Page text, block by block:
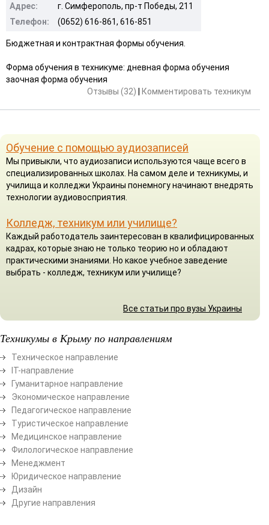
Адрес:
г. Симферополь, пр-т Победы, 211
Телефон:
(0652) 616-861, 616-851
Бюджетная и контрактная формы обучения.
Форма обучения в техникуме: дневная форма обучения
заочная форма обучения
Отзывы (32)
Комментировать техникум
Обучение с помощью аудиозаписей
Мы привыкли, что аудиозаписи используются чаще всего в
специализированных школах. На самом деле и техникумы, и
училища и колледжи Украины понемногу начинают внедрять
технологии аудиовосприятия.
Колледж, техникум или училище?
Каждый работодатель заинтересован в квалифицированных
кадрах, которые знаю не только теорию но и обладают
практическими знаниями. Но какое учебное заведение
выбрать - колледж, техникум или училище?
Все статьи про вузы Украины
Техникумы в Крыму по направлениям
Техническое направление
ІТ-направление
Гуманитарное направление
Экономическое направление
Педагогическое направление
Туристическое направление
Медицинское направление
Филологическое направление
Менеджмент
Юридическое направление
Дизайн
Другие направления